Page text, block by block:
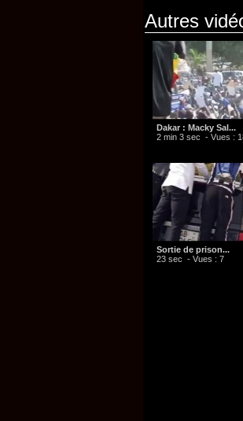
Autres
Dakar : Macky Sal...
2 min 3 sec - Vues :
Sortie de prison...
23 sec - Vues : 7